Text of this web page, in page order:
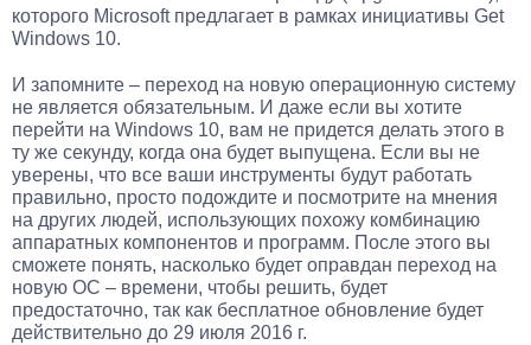
которого Microsoft предлагает в рамках инициативы Get
Windows 10.
И запомните – переход на новую операционную систему
не является обязательным. И даже если вы хотите
перейти на Windows 10, вам не придется делать этого в
ту же секунду, когда она будет выпущена. Если вы не
уверены, что все ваши инструменты будут работать
правильно, просто подождите и посмотрите на мнения
на других людей, использующих похожу комбинацию
аппаратных компонентов и программ. После этого вы
сможете понять, насколько будет оправдан переход на
новую ОС – времени, чтобы решить, будет
предостаточно, так как бесплатное обновление будет
действительно до 29 июля 2016 г.